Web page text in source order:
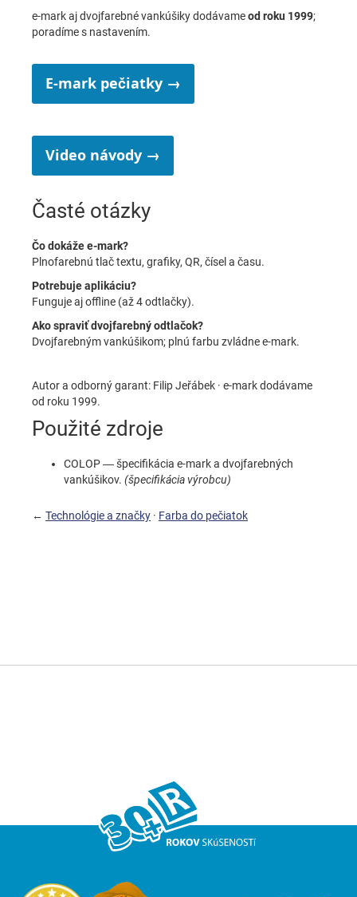
e-mark aj dvojfarebné vankúšiky dodávameod roku 1999;
poradíme s nastavením.
E-mark pečiatky →
Video návody →
Časté otázky
Čo dokáže e-mark?
Plnofarebnú tlač textu, grafiky, QR, čísel a času.
Potrebuje aplikáciu?
Funguje aj offline (až 4 odtlačky).
Ako spraviť dvojfarebný odtlačok?
Dvojfarebným vankúšikom; plnú farbu zvládne e-mark.
Autor a odborný garant: Filip Jeřábek · e-mark dodávame
od roku 1999.
Použité zdroje
COLOP — špecifikácia e-mark a dvojfarebných
vankúšikov. (špecifikácia výrobcu)
← Technológie a značky · Farba do pečiatok